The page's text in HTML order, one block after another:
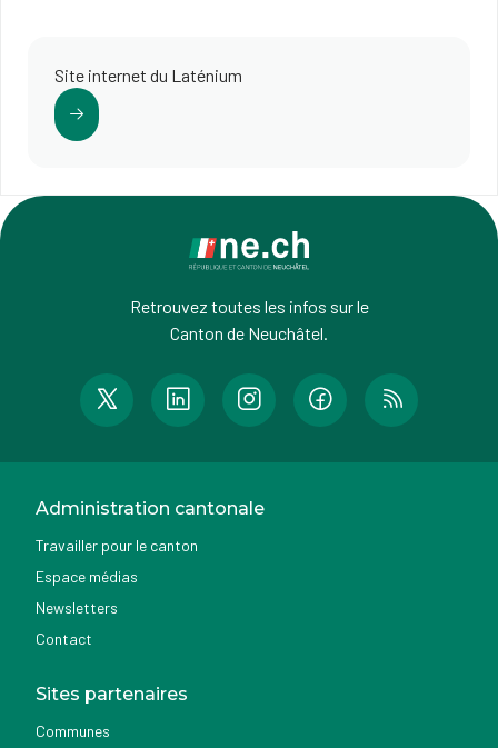
Site internet du Laténium
Retrouvez toutes les infos sur le
Canton de Neuchâtel.
Administration cantonale
Travailler pour le canton
Espace médias
Newsletters
Contact
Sites partenaires
Communes